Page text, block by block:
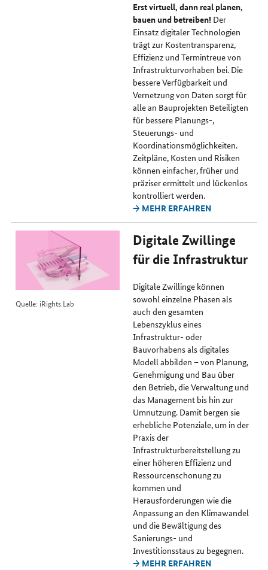
Erst virtuell, dann real planen,
bauen und betreiben! Der
Einsatz digitaler Technologien
trägt zur Kostentransparenz,
Effizienz und Termintreue von
Infrastrukturvorhaben bei. Die
bessere Verfügbarkeit und
Vernetzung von Daten sorgt für
alle an Bauprojekten Beteiligten
für bessere Planungs-,
Steuerungs- und
Koordinationsmöglichkeiten.
Zeitpläne, Kosten und Risiken
können einfacher, früher und
präziser ermittelt und lückenlos
kontrolliert werden.
→ MEHR ERFAHREN
Quelle: iRights.Lab
Digitale Zwillinge
für die Infrastruktur
Digitale Zwillinge können
sowohl einzelne Phasen als
auch den gesamten
Lebenszyklus eines
Infrastruktur- oder
Bauvorhabens als digitales
Modell abbilden – von Planung,
Genehmigung und Bau über
den Betrieb, die Verwaltung und
das Management bis hin zur
Umnutzung. Damit bergen sie
erhebliche Potenziale, um in der
Praxis der
Infrastrukturbereitstellung zu
einer höheren Effizienz und
Ressourcenschonung zu
kommen und
Herausforderungen wie die
Anpassung an den Klimawandel
und die Bewältigung des
Sanierungs- und
Investitionsstaus zu begegnen.
→ MEHR ERFAHREN